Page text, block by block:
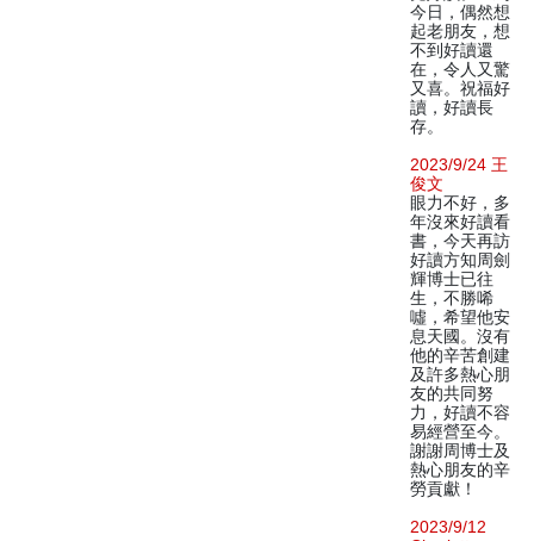
今日，偶然想
起老朋友，想
不到好讀還
在，令人又驚
又喜。祝福好
讀，好讀長
存。
2023/9/24 王
俊文
眼力不好，多
年沒來好讀看
書，今天再訪
好讀方知周劍
輝博士已往
生，不勝唏
噓，希望他安
息天國。沒有
他的辛苦創建
及許多熱心朋
友的共同努
力，好讀不容
易經營至今。
謝謝周博士及
熱心朋友的辛
勞貢獻！
2023/9/12